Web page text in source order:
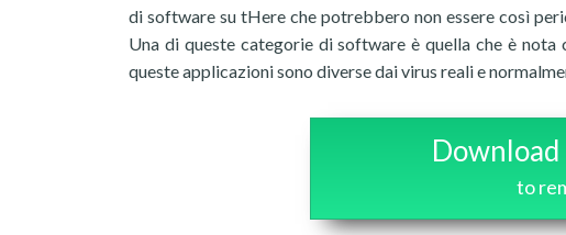
di software su tHere che potrebbero non essere così
Una di queste categorie di software è quella che è
queste applicazioni sono diverse dai virus reali e
Download
to